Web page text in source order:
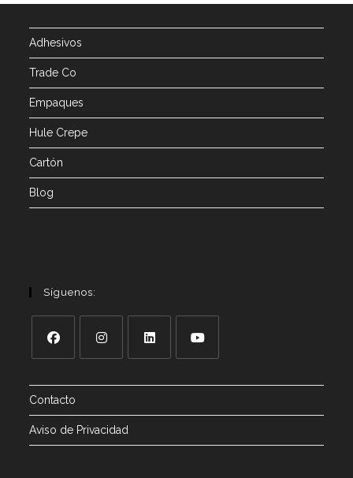
Adhesivos
Trade Co
Empaques
Hule Crepe
Cartón
Blog
Síguenos:
Contacto
Aviso de Privacidad